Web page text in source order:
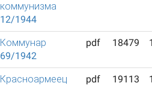
коммунизма
12/1944
Коммунар
69/1942
pdf 18479
Красноармеец
pdf 19113